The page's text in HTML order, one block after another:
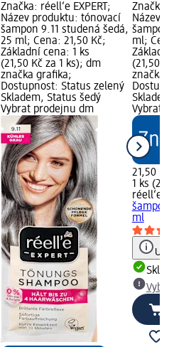
Značka: réell‘e EXPERT;
Název produktu: tónovací
šampon 9.11 studená šedá,
25 ml; Cena: 21,50 Kč;
Základní cena: 1 ks
(21,50 Kč za 1 ks); dm
značka grafika;
Dostupnost: Status zelený
Skladem, Status šedý
Vybrat prodejnu dm
Značka:
Název
šampon
ml;
Základní
(21,50
značka
Vybrat
21,50 Kč
1 ks
réell‘e
šampon
ml